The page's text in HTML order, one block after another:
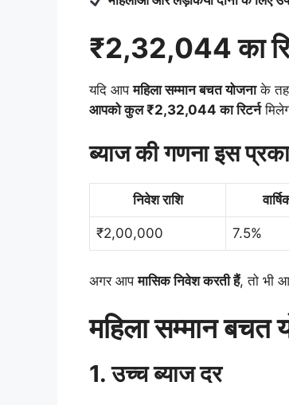
₹2,32,044 का
यदि आपमहिला सम्मान बचत योजनाके
आपको कुल ₹2,32,044 का रिटर्न
ब्याज की गणना इस
निवेश राशि
₹2,00,000 7.5%
अगर आपमासिक निवेश करती हैं, तो भी
महिला सम्मान बचत
1. उच्च ब्याज दर